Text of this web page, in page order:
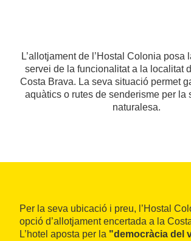
L’allotjament de l’Hostal Colonia posa
servei de la funcionalitat a la localitat
Costa Brava. La seva situació permet
aquàtics o rutes de senderisme per la
naturalesa.
Per la seva ubicació i preu, l’Hostal
opció d’allotjament encertada a la
L’hotel aposta per la "democràcia del